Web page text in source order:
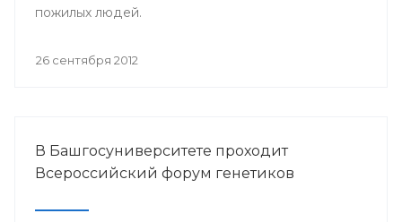
пожилых людей.
26 сентября 2012
В Башгосуниверситете проходит
Всероссийский форум генетиков